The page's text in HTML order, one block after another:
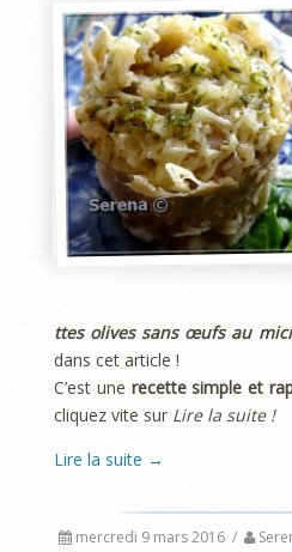
ttes olives sans œufs au
dans cet article !
C’est une recette simple et
cliquez vite sur Lire la suite !
Lire la suite →
mercredi 9 mars 2016 /